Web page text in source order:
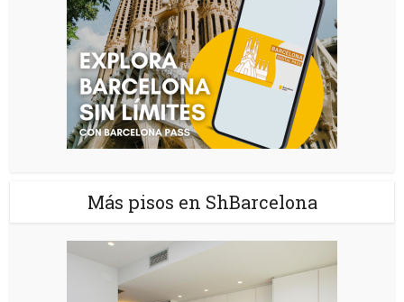
Más pisos en ShBarcelona